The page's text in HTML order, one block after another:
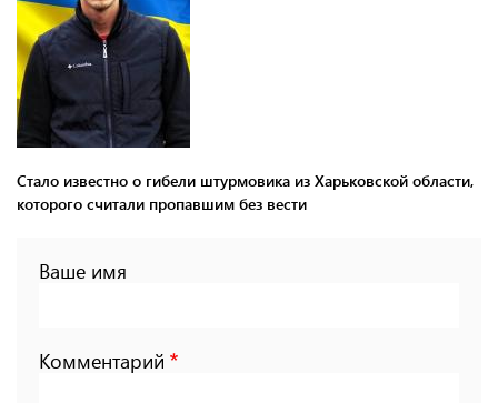
Стало известно о гибели штурмовика из Харьковской области,
которого считали пропавшим без вести
Ваше имя
Комментарий